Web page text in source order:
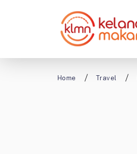
Home Travel